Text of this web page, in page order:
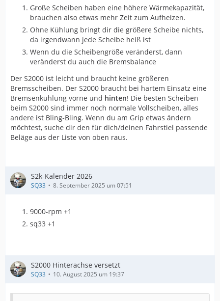
Große Scheiben haben eine höhere Wärmekapazität,
brauchen also etwas mehr Zeit zum Aufheizen.
Ohne Kühlung bringt dir die größere Scheibe nichts,
da irgendwann jede Scheibe heiß ist
Wenn du die Scheibengröße veränderst, dann
veränderst du auch die Bremsbalance
Der S2000 ist leicht und braucht keine größeren
Bremsscheiben. Der S2000 braucht bei hartem Einsatz eine
Bremsenkühlung vorne und hinten! Die besten Scheiben
beim S2000 sind immer noch normale Vollscheiben, alles
andere ist Bling-Bling. Wenn du am Grip etwas ändern
möchtest, suche dir den für dich/deinen Fahrstiel passende
Beläge aus der Liste von oben raus.
S2k-Kalender 2026
SQ33 8. September 2025 um 07:51
9000-rpm +1
sq33 +1
S2000 Hinterachse versetzt
SQ33 10. August 2025 um 19:37